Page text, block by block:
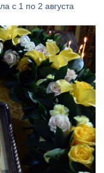
с 1 по 2 августа